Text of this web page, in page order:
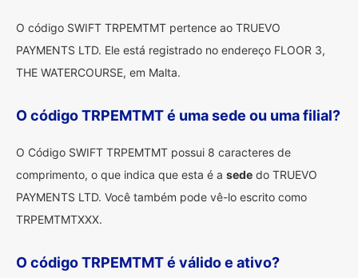
O código SWIFT TRPEMTMT pertence ao TRUEVO
PAYMENTS LTD. Ele está registrado no endereço FLOOR 3,
THE WATERCOURSE, em Malta.
O código TRPEMTMT é uma sede ou uma filial?
O Código SWIFT TRPEMTMT possui 8 caracteres de
comprimento, o que indica que esta é a sede do TRUEVO
PAYMENTS LTD. Você também pode vê-lo escrito como
TRPEMTMTXXX.
O código TRPEMTMT é válido e ativo?